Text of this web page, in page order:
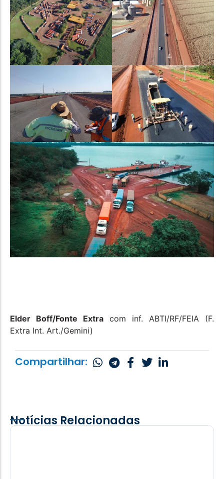
Elder Boff/Fonte Extra com inf. ABTI/RF/FEIA (F.
Extra Int. Art./Gemini)
Compartilhar:
Notícias Relacionadas